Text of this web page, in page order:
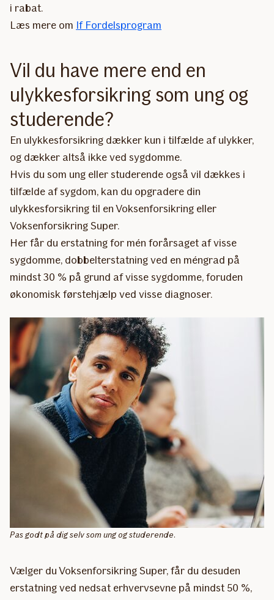
i rabat.
Læs mere om If Fordelsprogram
Vil du have mere end en
ulykkesforsikring som ung og
studerende?
En ulykkesforsikring dækker kun i tilfælde af ulykker,
og dækker altså ikke ved sygdomme.
Hvis du som ung eller studerende også vil dækkes i
tilfælde af sygdom, kan du opgradere din
ulykkesforsikring til en Voksenforsikring eller
Voksenforsikring Super.
Her får du erstatning for mén forårsaget af visse
sygdomme, dobbelterstatning ved en méngrad på
mindst 30 % på grund af visse sygdomme, foruden
økonomisk førstehjælp ved visse diagnoser.
Pas godt på dig selv som ung og studerende.
Vælger du Voksenforsikring Super, får du desuden
erstatning ved nedsat erhvervsevne på mindst 50 %,